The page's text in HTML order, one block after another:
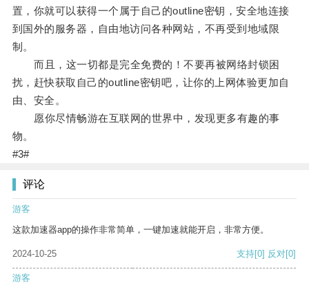
置，你就可以获得一个属于自己的outline密钥，安全地连接
到国外的服务器，自由地访问各种网站，不再受到地域限
制。
而且，这一切都是完全免费的！不要再被网络封锁困
扰，赶快获取自己的outline密钥吧，让你的上网体验更加自
由、安全。
愿你尽情畅游在互联网的世界中，发现更多有趣的事
物。
#3#
评论
游客
这款加速器app的操作非常简单，一键加速就能开启，非常方便。
2024-10-25 支持[0] 反对[0]
游客